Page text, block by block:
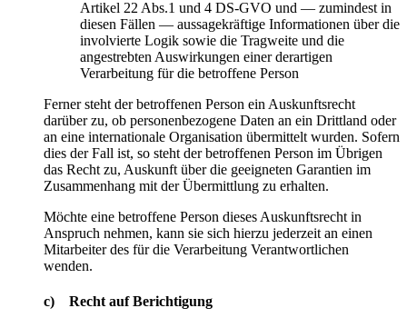
Artikel 22 Abs.1 und 4 DS-GVO und — zumindest in
diesen Fällen — aussagekräftige Informationen über die
involvierte Logik sowie die Tragweite und die
angestrebten Auswirkungen einer derartigen
Verarbeitung für die betroffene Person
Ferner steht der betroffenen Person ein Auskunftsrecht
darüber zu, ob personenbezogene Daten an ein Drittland oder
an eine internationale Organisation übermittelt wurden. Sofern
dies der Fall ist, so steht der betroffenen Person im Übrigen
das Recht zu, Auskunft über die geeigneten Garantien im
Zusammenhang mit der Übermittlung zu erhalten.
Möchte eine betroffene Person dieses Auskunftsrecht in
Anspruch nehmen, kann sie sich hierzu jederzeit an einen
Mitarbeiter des für die Verarbeitung Verantwortlichen
wenden.
c) Recht auf Berichtigung